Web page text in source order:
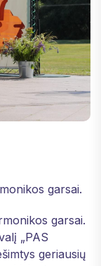
garsai.
garsai.
„PAS
geriausių